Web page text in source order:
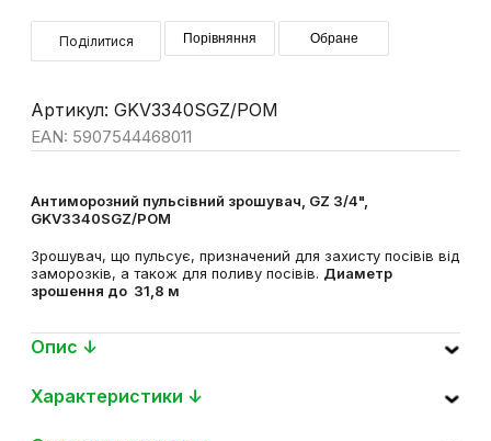
Поділитися Порівняння Обране
Артикул: GKV3340SGZ/POM
EAN: 5907544468011
Антиморозний пульсівний зрошувач, GZ 3/4",
GKV3340SGZ/POM
Зрошувач, що пульсує, призначений для захисту посівів від
заморозків, а також для поливу посівів. Диаметр
зрошення до 31,8 м
Опис ↓
Характеристики ↓